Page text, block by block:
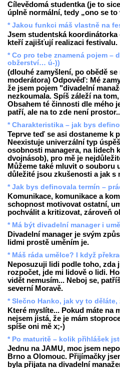
Cílevědomá studentka (je to
úplně normální, tedy „ono se
* Jakou funkci máš vlastně na
Jsem studentská
kteří zajišťují realizaci festivalu.
* Co pro tebe znamená pojem –
obžerství… ú-))
(dlouhé zamyšlení, po obědě
moderátora) Odpověď: Mé
že jsem pojem "divadelní
nezkoumala. Spíš záleží na
Obsahem té činnosti dle mého
patří, ale na to zde není
* Charakteristika – jak bys
Teprve teď se asi dostaneme k
Neexistuje univerzální typ
osobnosti managera, na lidech
dvojnásob), pro mě je
Můžeme také mluvit o souboru
důležité jsou zkušenosti a jak s
* Jak bys definovala termín –
Komunikace, komunikace a
schopnost motivovat ostatní,
pochválit a kritizovat, zároveň
* Má být divadelní manager i
Divadelní manager je svým
lidmi prostě uměním je.
* Máš ráda umělce? I když
Neposuzuji lidi podle toho, zda
rozpočet, jde mi lidově o lidi.
vidět nemusím... Neboj se,
severní Moravě.
* Slečno Hanko, jak vy to
Které myslíte... Pokud máte na
nejsem jistá, že je mám
spíše oni mě x;-)
* Po maturitě – kolik přihlášek
Jednu na JAMU, moc jsem
Brno a Olomouc. Přijímačky
byla přijata na divadelní